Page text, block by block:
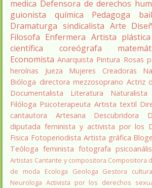
medica Defensora de derechos
guionista
química Pedagoga
Dramaturga sindicalista Arte
Filosofa Enfermera Artista plástica
científica
coreógrafa
Economista Anarquista Pintura Rosas
heroínas
Jueza Mujeres Creadoras
Bióloga directora mezzosoprano Actriz
Documentalista
Literatura Naturalista
Filóloga Psicoterapeuta Artista textil
cantautora
Artesana Descubridora
diputada feminista y activista por los
Fisica Fotoperiodista Artista gráfica
Teóloga feminista fotografa
Artistas Cantante y compositora Compositora
de moda
Ecologa Geologa Gestora
Neurologa Activista por los derechos